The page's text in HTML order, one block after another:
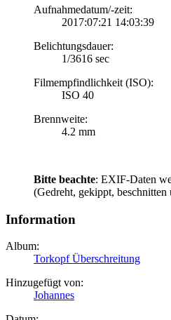
Aufnahmedatum/-zeit:
2017:07:21 14:03:39
Belichtungsdauer:
1/3616 sec
Filmempfindlichkeit (ISO):
ISO 40
Brennweite:
4.2 mm
Bitte beachte: EXIF-Daten
(Gedreht, gekippt, beschnitten
Information
Album:
Torkopf Überschreitung
Hinzugefügt von:
Johannes